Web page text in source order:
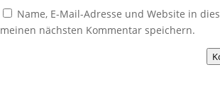
Name, E-Mail-Adresse und Website in
meinen nächsten Kommentar speichern.